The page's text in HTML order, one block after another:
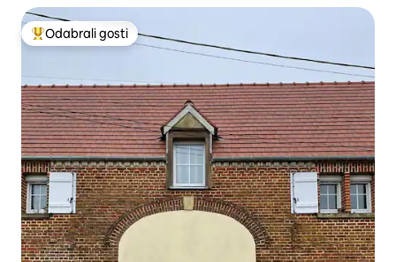
Među najviše rangiranima s oznakom „Odabrali gosti”
Odabrali gosti